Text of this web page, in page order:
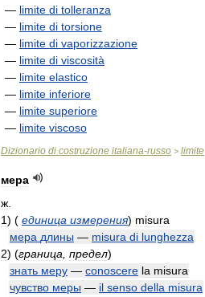
— limite di tolleranza
— limite di torsione
— limite di vaporizzazione
— limite di viscosità
— limite elastico
— limite inferiore
— limite superiore
— limite viscoso
Dizionario di costruzione italiana-russo > limite
мера
ж
1) ( единица измерения) misura
мера длины — misura di lunghezza
2) (граница предел)
знать меру — conoscere la misura
чувство меры — il senso della misura